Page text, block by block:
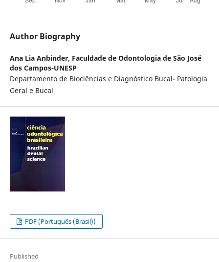
Author Biography
Ana Lia Anbinder, Faculdade de Odontologia de São José
dos Campos-UNESP
Departamento de Biociências e Diagnóstico Bucal- Patologia
Geral e Bucal
PDF (Português (Brasil))
Published